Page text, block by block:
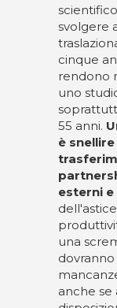
svolgere
cinque
rendono
uno
55 anni.
è
esterni
una
anche se